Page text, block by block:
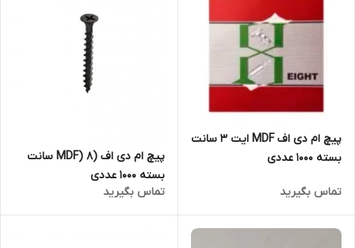
پیچ ام دی اف MDF ایت 3 سانت
بسته 1000 عددی
تماس بگیرید
پیچ ام دی اف (MDF) 8 سانت
بسته 1000 عددی
تماس بگیرید